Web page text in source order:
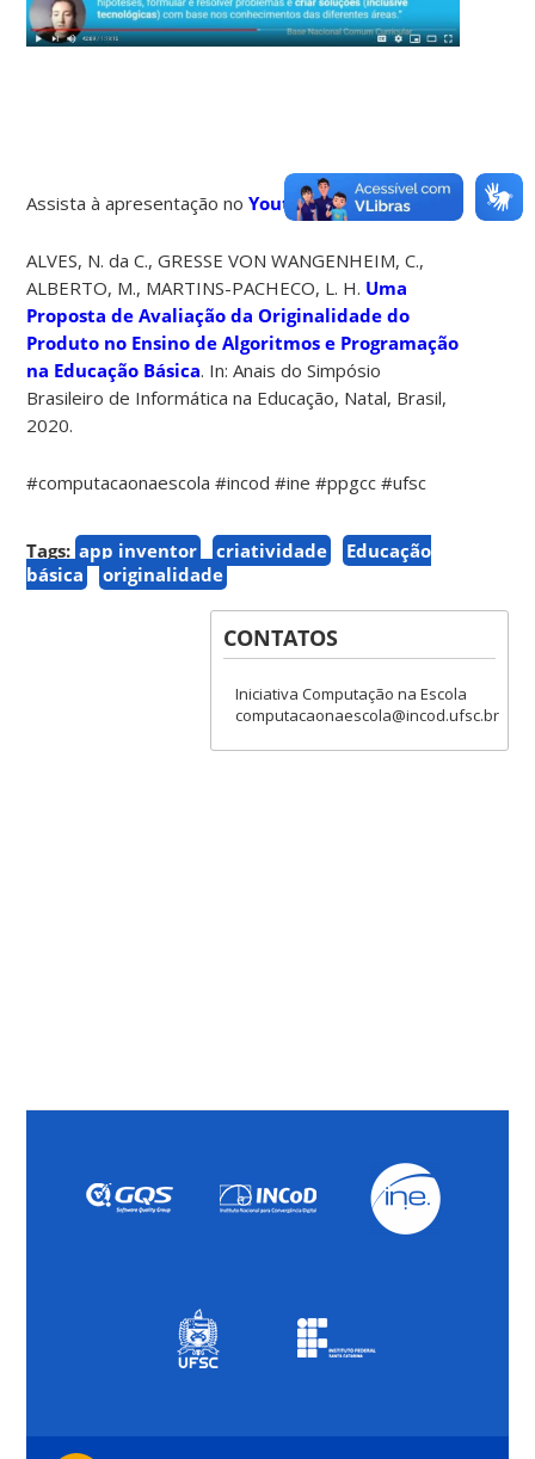
Assista à apresentação noYoutube.
ALVES, N. da C., GRESSE VON WANGENHEIM, C.,
ALBERTO, M., MARTINS-PACHECO, L. H. Uma
Proposta de Avaliação da Originalidade do
Produto no Ensino de Algoritmos e Programação
na Educação Básica. In: Anais do Simpósio
Brasileiro de Informática na Educação, Natal, Brasil,
2020.
#computacaonaescola #incod #ine #ppgcc #ufsc
Tags: app inventor criatividade
Educação
básica
originalidade
CONTATOS
Iniciativa Computação na Escola
computacaonaescola@incod.ufsc.br